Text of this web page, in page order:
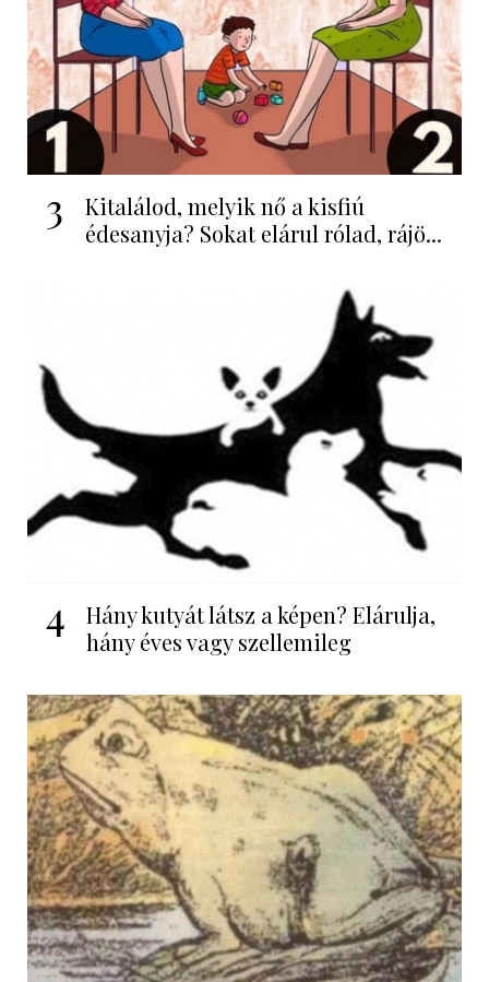
3
Kitalálod, melyik nő a kisfiú
édesanyja? Sokat elárul rólad, rájö...
4
Hány kutyát látsz a képen? Elárulja,
hány éves vagy szellemileg